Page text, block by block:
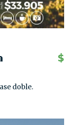
$
doble.